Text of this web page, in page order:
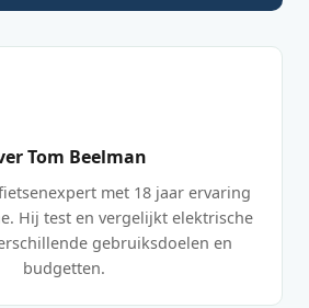
Tom Beelman
met 18 jaar ervaring
Hij test en vergelijkt elektrische
gebruiksdoelen en
budgetten.